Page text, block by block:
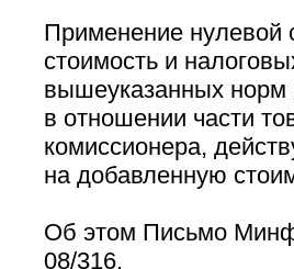
Применение нулевой
стоимость и
вышеуказанных
в отношении части
комиссионера,
на добавленную
Об этом Письмо
08/316.